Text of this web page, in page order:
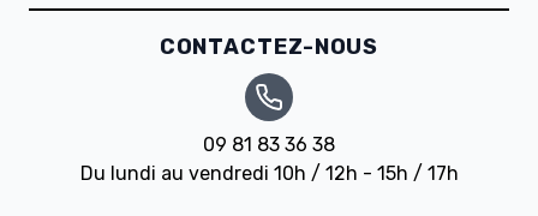
CONTACTEZ-NOUS
09 81 83 36 38
Du lundi au vendredi 10h / 12h - 15h / 17h